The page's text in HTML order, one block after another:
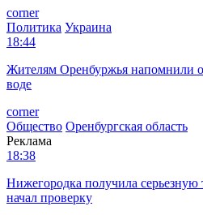
corner
Политика Украина
18:44
Жителям Оренбуржья напомнили о
воде
corner
Общество Оренбургская область
Реклама
18:38
Нижегородка получила
начал проверку